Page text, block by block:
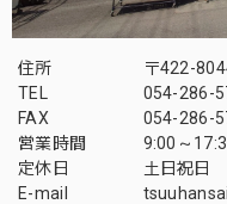
住所
〒422-
TEL
054-286-
FAX
054-286-
営業時間
9:00～
定休日
土日祝日
E-mail